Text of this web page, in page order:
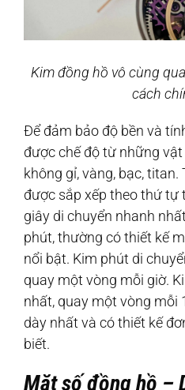
Kim đồng hồ vô cùng
cách
Để đảm bảo độ bền và
được chế độ từ những
không gỉ, vàng, bạc,
được sắp xếp theo thứ tự
giây di chuyển nhanh
phút, thường có thiết kế
nổi bật. Kim phút di
quay một vòng mỗi giờ.
nhất, quay một vòng mỗi
dày nhất và có thiết kế
biết.
Mặt số đồng hồ –